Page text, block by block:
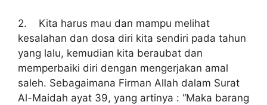
2. Kita harus mau dan mampu melihat
kesalahan dan dosa diri kita sendiri pada tahun
yang lalu, kemudian kita beraubat dan
memperbaiki diri dengan mengerjakan amal
saleh. Sebagaimana Firman Allah dalam Surat
Al-Maidah ayat 39, yang artinya : “Maka barang